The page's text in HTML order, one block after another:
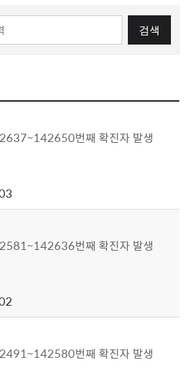
검색
번째 확진자 발생
번째 확진자 발생
번째 확진자 발생